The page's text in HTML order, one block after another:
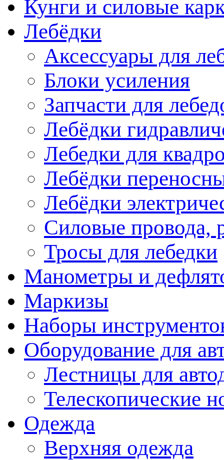
Кунги и силовые
Лебёдки
Аксессуары для
Блоки усиления
Запчасти для
Лебёдки
Лебедки для
Лебёдки
Лебёдки
Силовые провода,
Тросы для лебедки
Манометры и
Маркизы
Наборы
Оборудование для
Лестницы для
Телескопические
Одежда
Верхняя одежда